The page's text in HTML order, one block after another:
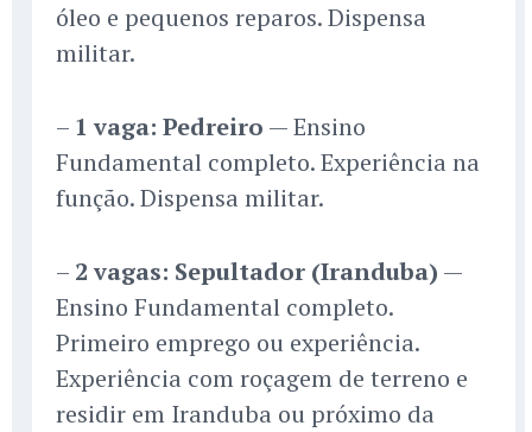
óleo e pequenos reparos. Dispensa
militar.
– 1 vaga: Pedreiro — Ensino
Fundamental completo. Experiência na
função. Dispensa militar.
– 2 vagas: Sepultador (Iranduba) —
Ensino Fundamental completo.
Primeiro emprego ou experiência.
Experiência com roçagem de terreno e
residir em Iranduba ou próximo da